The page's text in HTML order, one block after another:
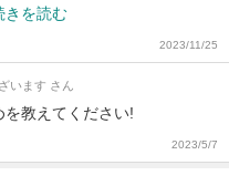
きを読む
2023/11/25
います さん
教えてください!
2023/5/7